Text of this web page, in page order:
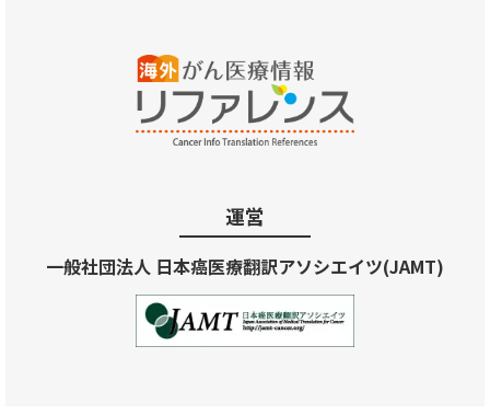
運営
一般社団法人 日本癌医療翻訳アソシエイツ(JAMT)